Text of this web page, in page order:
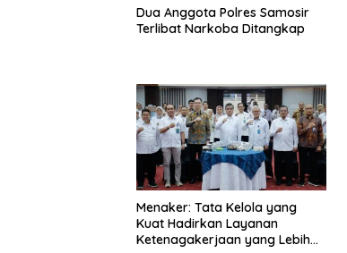
Dua Anggota Polres Samosir
Terlibat Narkoba Ditangkap
Menaker: Tata Kelola yang
Kuat Hadirkan Layanan
Ketenagakerjaan yang Lebih